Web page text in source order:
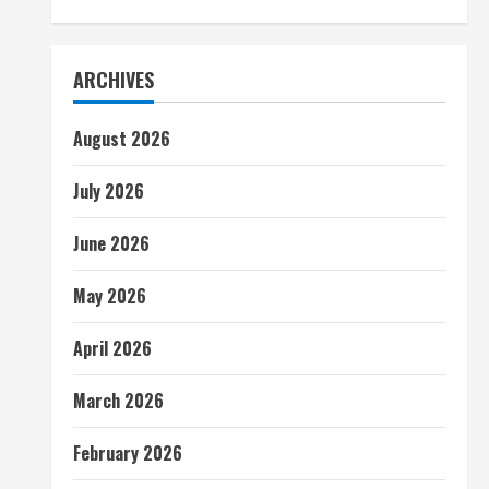
ARCHIVES
August 2026
July 2026
June 2026
May 2026
April 2026
March 2026
February 2026